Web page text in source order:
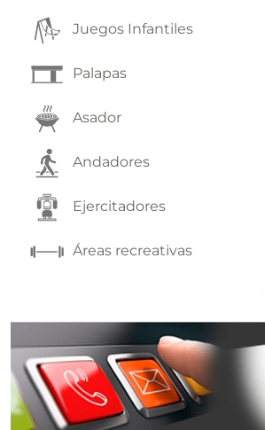
Juegos Infantiles
Palapas
Asador
Andadores
Ejercitadores
Áreas recreativas